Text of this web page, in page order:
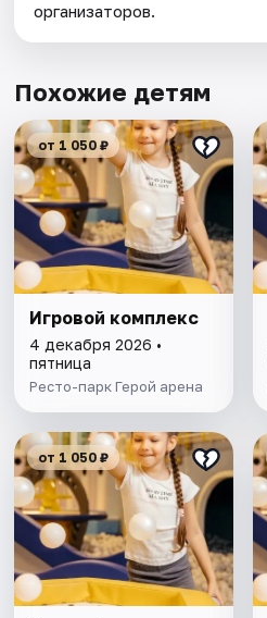
организаторов.
Похожие детям
от 1 050 ₽
Игровой комплекс
4 декабря 2026 •
пятница
Ресто-парк Герой арена
от 1 050 ₽